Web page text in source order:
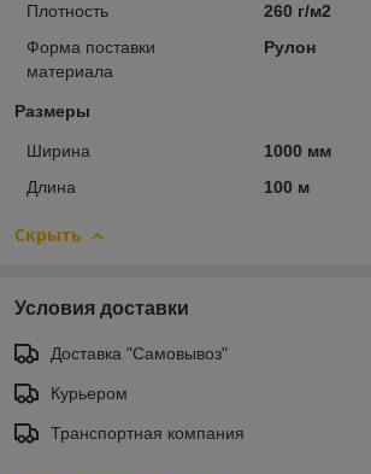
Плотность
260 г/м2
Форма поставки
материала
Рулон
Размеры
Ширина
1000 мм
Длина
100 м
Скрыть
Условия доставки
Доставка "Самовывоз"
Курьером
Транспортная компания